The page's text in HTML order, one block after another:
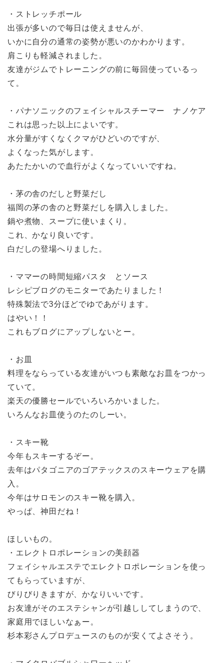
・ストレッチポール
出張が多いので毎日は使えませんが、
いかに自分の通常の姿勢が悪いのかわかります。
肩こりも軽減されました。
友達がジムでトレーニングの前に毎回使っているっ
て。
・パナソニックのフェイシャルスチーマー ナノケア
これは思った以上によいです。
水分量がすくなくクマがひどいのですが、
よくなった気がします。
あたたかいので血行がよくなっていいですね。
・茅の舎のだしと野菜だし
福岡の茅の舎のと野菜だしを購入しました。
鍋や煮物、スープに使いまくり。
これ、かなり良いです。
白だしの登場へりました。
・ママーの時間短縮パスタ とソース
レシピブログのモニターであたりました！
特殊製法で3分ほどでゆであがります。
はやい！！
これもブログにアップしないとー。
・お皿
料理をならっている友達がいつも素敵なお皿をつかっ
ていて。
楽天の優勝セールでいろいろかいました。
いろんなお皿使うのたのしーい。
・スキー靴
今年もスキーするぞー。
去年はパタゴニアのゴアテックスのスキーウェアを購
入。
今年はサロモンのスキー靴を購入。
やっぱ、神田だね！
ほしいもの。
・エレクトロポレーションの美顔器
フェイシャルエステでエレクトロポレーションを使っ
てもらっていますが、
びりびりきますが、かなりいいです。
お友達がそのエステシャンが引越ししてしまうので、
家庭用でほしいなぁー。
杉本彩さんプロデュースのものが安くてよさそう。